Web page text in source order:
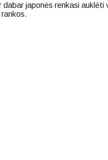
dabar japonės renkasi
rankos.